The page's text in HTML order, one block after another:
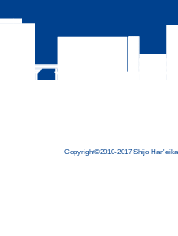
Copyright©2010-2017 Shijo